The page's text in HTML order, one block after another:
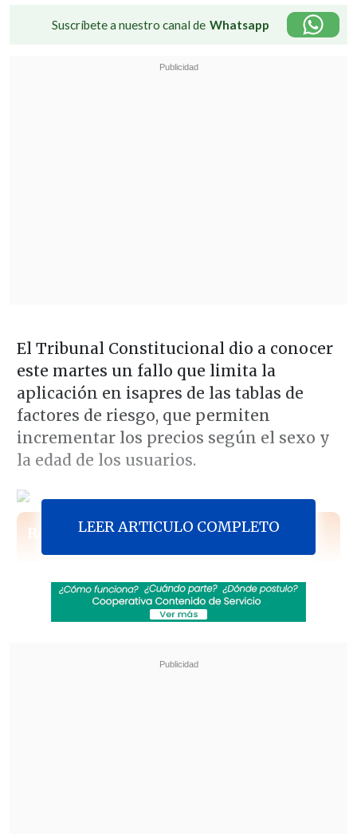
Suscríbete a nuestro canal de Whatsapp
El Tribunal Constitucional dio a conocer
este martes un fallo que limita la
aplicación en isapres de las tablas de
factores de riesgo, que permiten
incrementar los precios según el sexo y
la edad de los usuarios.
Revisa también
disparos un portonazo en Vitacura
Incendio en domicilio provocó la muerte de
LEER ARTICULO COMPLETO